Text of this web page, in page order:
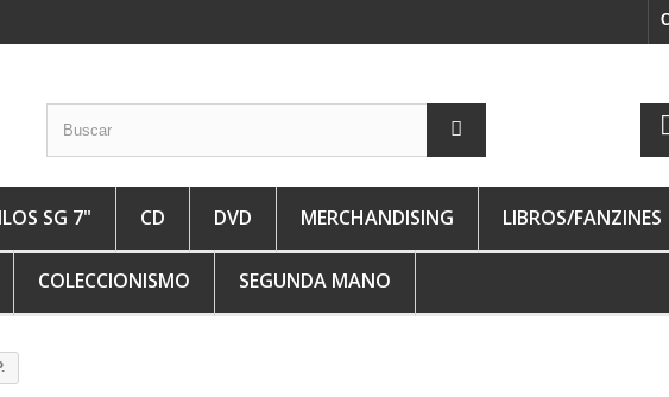
SG 7" CD DVD MERCHANDISING LIBROS/FANZINES
COLECCIONISMO SEGUNDA MANO